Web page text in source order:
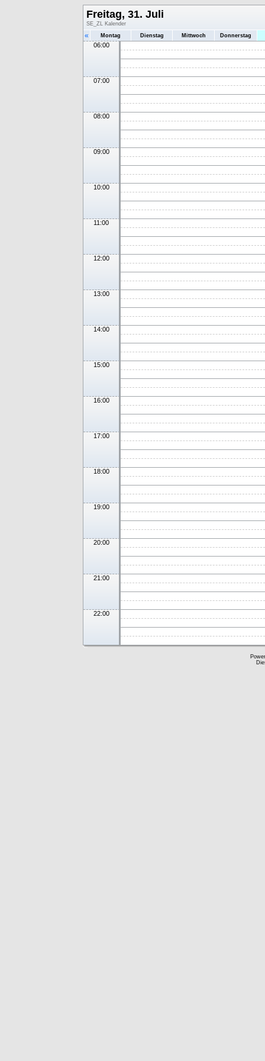
Freitag, 31. Juli
SE_ZL Kalender
« Montag Dienstag Mittwoch Donnerstag
06:00
07:00
08:00
09:00
10:00
11:00
12:00
13:00
14:00
15:00
16:00
17:00
18:00
19:00
20:00
21:00
22:00